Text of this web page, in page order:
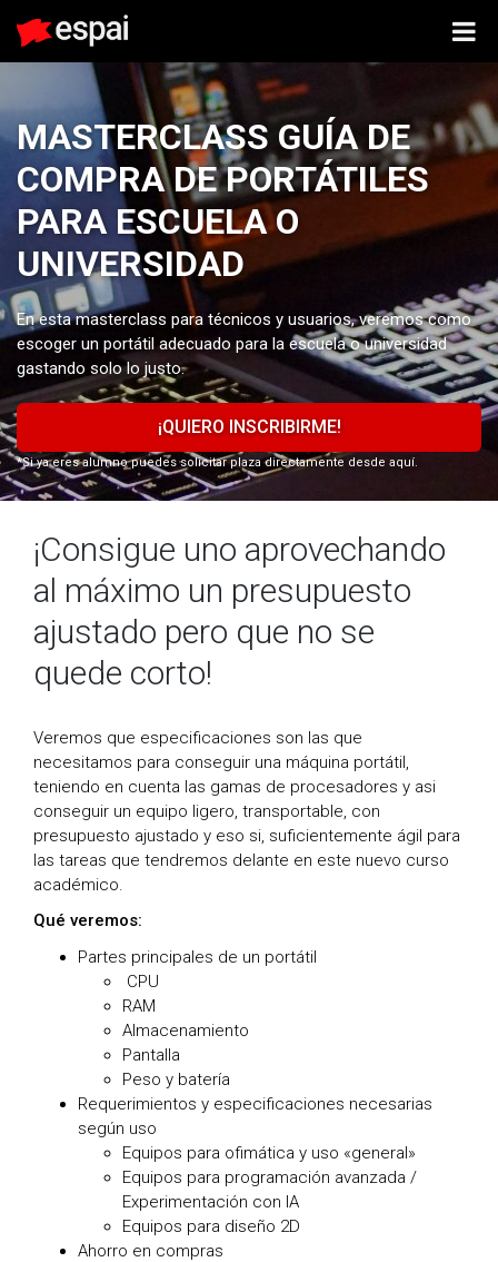
MASTERCLASS GUÍA DE
COMPRA DE PORTÁTILES
PARA ESCUELA O
UNIVERSIDAD
En esta masterclass para técnicos y usuarios, veremos como
escoger un portátil adecuado para la escuela o universidad
gastando solo lo justo.
¡QUIERO INSCRIBIRME!
*Si ya eres alumno puedes solicitar plaza directamente desde aquí.
¡Consigue uno aprovechando
al máximo un presupuesto
ajustado pero que no se
quede corto!
Veremos que especificaciones son las que
necesitamos para conseguir una máquina portátil,
teniendo en cuenta las gamas de procesadores y asi
conseguir un equipo ligero, transportable, con
presupuesto ajustado y eso si, suficientemente ágil para
las tareas que tendremos delante en este nuevo curso
académico.
Qué veremos:
Partes principales de un portátil
CPU
RAM
Almacenamiento
Pantalla
Peso y batería
Requerimientos y especificaciones necesarias
según uso
Equipos para ofimática y uso «general»
Equipos para programación avanzada /
Experimentación con IA
Equipos para diseño 2D
Ahorro en compras